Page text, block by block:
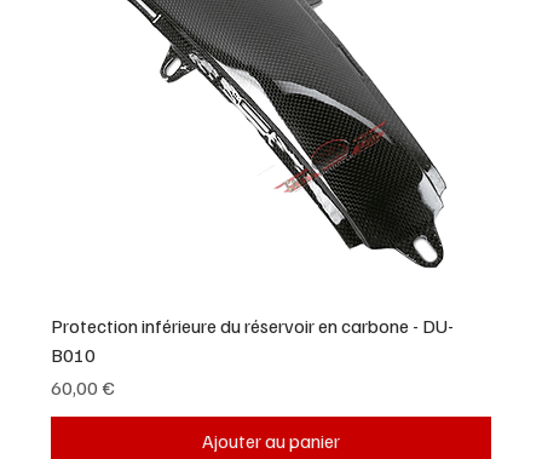
Protection inférieure du réservoir en carbone - DU-
B010
Prix
60,00 €
Ajouter au panier